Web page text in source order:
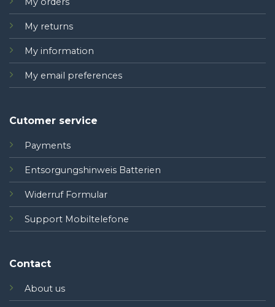
My returns
My information
My email preferences
Cutomer service
Payments
Entsorgungshinweis Batterien
Widerruf Formular
Support Mobiltelefone
Contact
About us